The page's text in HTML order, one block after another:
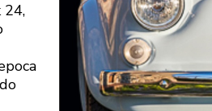
24,